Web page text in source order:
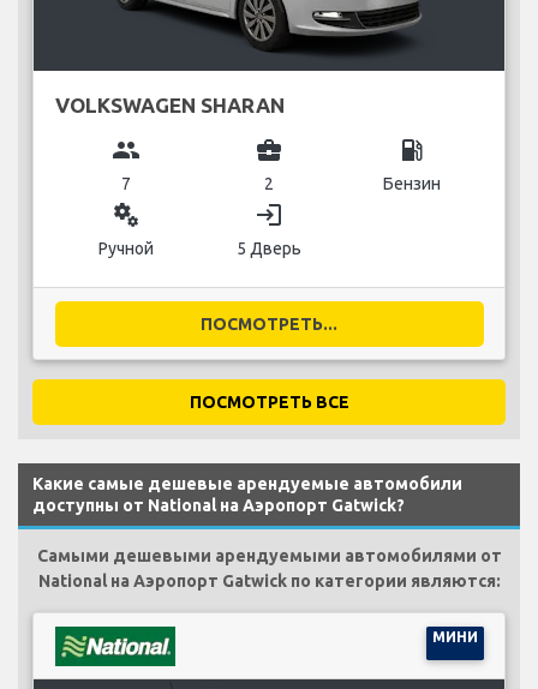
VOLKSWAGEN SHARAN
group
7
business_center
2
local_gas_station
Бензин
miscellaneous_services
Ручной
login
5 Дверь
ПОСМОТРЕТЬ...
ПОСМОТРЕТЬ ВСЕ
Какие самые дешевые арендуемые автомобили
доступны от National на Аэропорт Gatwick?
Самыми дешевыми арендуемыми автомобилями от
National на Аэропорт Gatwick по категории являются:
МИНИ